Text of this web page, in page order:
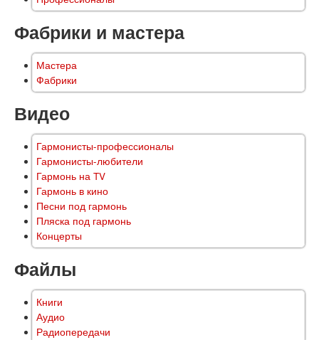
Фабрики и мастера
Мастера
Фабрики
Видео
Гармонисты-профессионалы
Гармонисты-любители
Гармонь на TV
Гармонь в кино
Песни под гармонь
Пляска под гармонь
Концерты
Файлы
Книги
Аудио
Радиопередачи